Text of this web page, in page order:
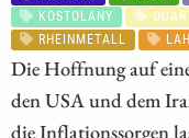
KOSTOLANY
RHEINMETALL
Die Hoffnung auf
den USA und dem
die Inflationssorgen